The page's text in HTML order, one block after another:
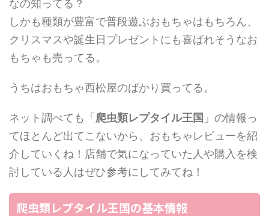
なの知ってる？
しかも種類が豊富で普段遊ぶおもちゃはもちろん、
クリスマスや誕生日プレゼントにも喜ばれそうなお
もちゃも売ってる。
うちはおもちゃ西松屋のばかり買ってる。
ネット調べても「爬虫類レプタイル王国 」の情報っ
てほとんど出てこないから、おもちゃレビューを紹
介していくね！店舗で気になっていた人や購入を検
討している人はぜひ参考にしてみてね！
爬虫類レプタイル王国の基本情報